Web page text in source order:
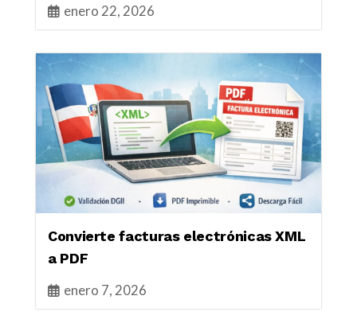
enero 22, 2026
Convierte facturas electrónicas XML
a PDF
enero 7, 2026